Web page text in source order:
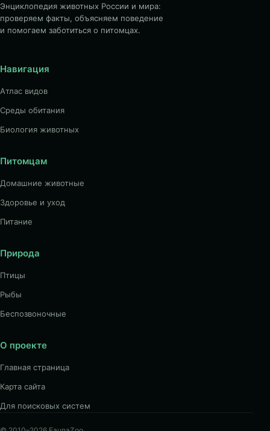
Энциклопедия животных России и мира:
проверяем факты, объясняем поведение
и помогаем заботиться о питомцах.
Навигация
Атлас видов
Среды обитания
Биология животных
Питомцам
Домашние животные
Здоровье и уход
Питание
Природа
Птицы
Рыбы
Беспозвоночные
О проекте
Главная страница
Карта сайта
Для поисковых систем